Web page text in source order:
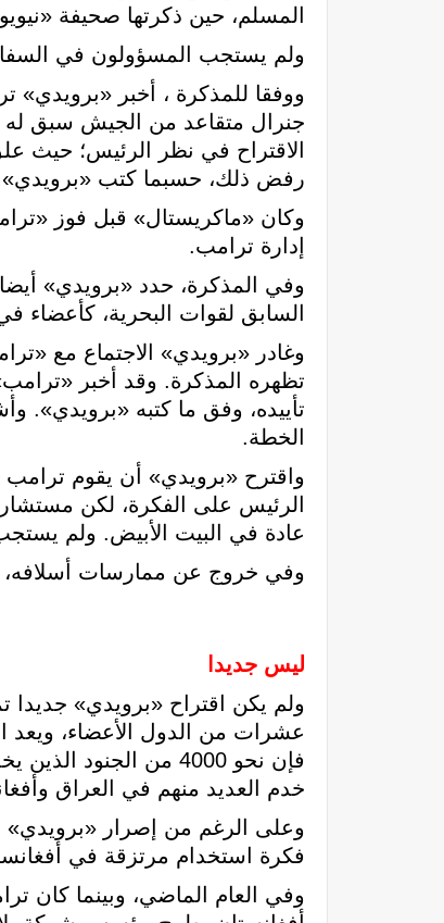
المسلم، حين ذكرتها صحيفة
ولم يستجب المسؤولون في
ووفقا للمذكرة ، أخبر «برويدي»
جنرال متقاعد من الجيش سبق له
الاقتراح في نظر الرئيس؛ حيث
رفض ذلك، حسبما كتب
وكان «ماكريستال» قبل فوز
إدارة ترامب.
وفي المذكرة، حدد «برويدي»
السابق لقوات البحرية، كأعضاء
وغادر «برويدي» الاجتماع مع
تظهره المذكرة. وقد أخبر
تأييده، وفق ما كتبه
الخطة.
واقترح «برويدي» أن يقوم
الرئيس على الفكرة، لكن
عادة في البيت الأبيض. ولم يستجب
وفي خروج عن ممارسات أسلافه،
ليس جديدا
عشرات من الدول الأعضاء، ويعد
فإن نحو 4000 من
خدم العديد منهم في العراق
وعلى الرغم من إصرار «برويدي»
فكرة استخدام مرتزقة في
وفي العام الماضي، وبينما كان